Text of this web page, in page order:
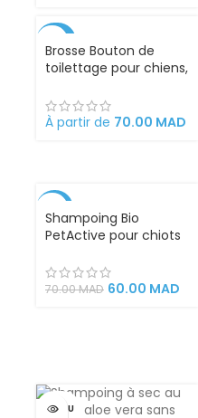
Brosse Bouton de
toilettage pour chiens,
chevaux, 18 x 12 x 7 cm
rétractable, facile à
outil professionnel de
toilettag
À partir de 70.00 MAD
Shampoing Bio
PetActive pour chiots
camomille 400ml
70.00MAD 60.00 MAD
VENDU